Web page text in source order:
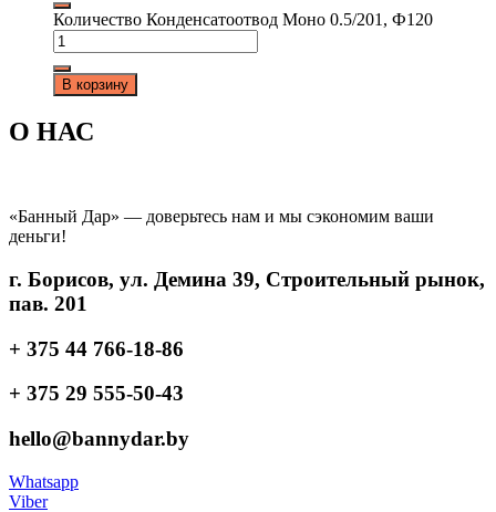
Количество Конденсатоотвод Моно 0.5/201, Ф120
В корзину
О НАС
«Банный Дар» — доверьтесь нам и мы сэкономим ваши
деньги!
г. Борисов, ул. Демина 39, Строительный рынок,
пав. 201
+ 375 44 766-18-86
+ 375 29 555-50-43
hello@bannydar.by
Whatsapp
Viber